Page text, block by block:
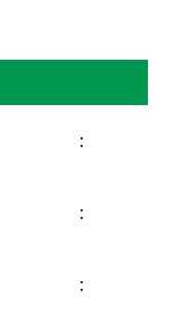
:
:
: